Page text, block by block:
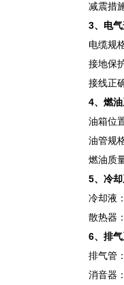
减震措
3、 电
电缆规
接地保
接线正
4、 燃
油箱位
油管规
燃油质
5、 冷
冷却液
散热器
6、 排
排气管
消音器